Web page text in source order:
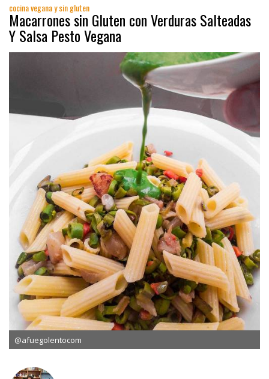
cocina vegana y sin gluten
Macarrones sin Gluten con Verduras Salteadas
Y Salsa Pesto Vegana
@afuegolentocom